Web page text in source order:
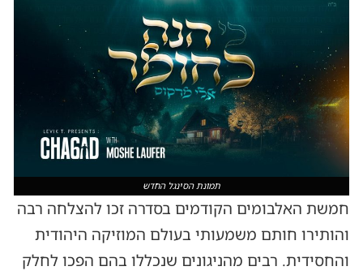
תמונת הסינגל החדש
חמשת האלבומים הקודמים בסדרה זכו להצלחה רבה
והותירו חותם משמעותי בעולם המוזיקה היהודית
והחסידית. רבים מהניגונים שנכללו בהם הפכו לחלק